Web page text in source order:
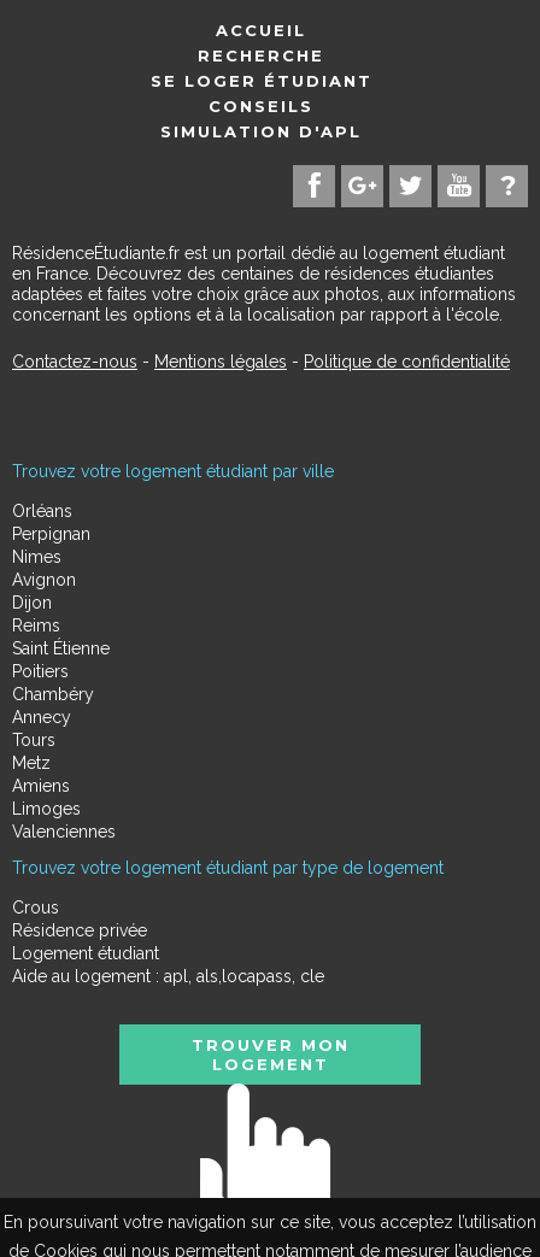
En poursuivant votre navigation sur ce site, vous acceptez l’utilisation
de Cookies qui nous permettent notamment de mesurer l’audience
ACCUEIL
RECHERCHE
SE LOGER ÉTUDIANT
CONSEILS
SIMULATION D'APL
RésidenceÉtudiante.fr est un portail dédié au logement étudiant
en France. Découvrez des centaines de résidences étudiantes
adaptées et faites votre choix grâce aux photos, aux informations
concernant les options et à la localisation par rapport à l'école.
Contactez-nous - Mentions légales - Politique de confidentialité
Trouvez votre logement étudiant par ville
Orléans
Perpignan
Nimes
Avignon
Dijon
Reims
Saint Étienne
Poitiers
Chambéry
Annecy
Tours
Metz
Amiens
Limoges
Valenciennes
Trouvez votre logement étudiant par type de logement
Crous
Résidence privée
Logement étudiant
Aide au logement : apl, als,locapass, cle
TROUVER MON
LOGEMENT